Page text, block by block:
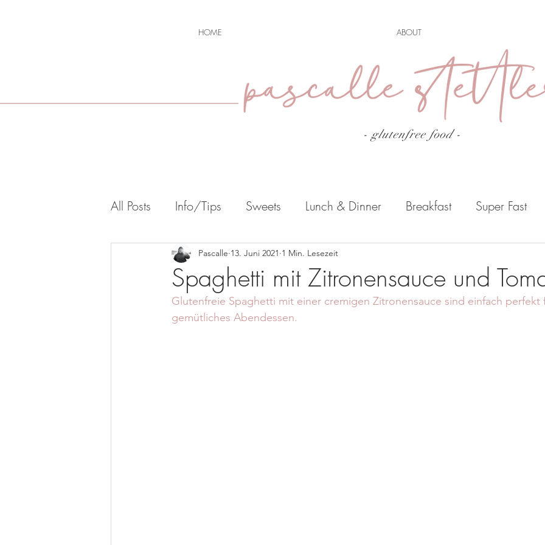
HOME ABOUT
- glutenfree food-
All Posts Info/Tips Sweets Lunch & Dinner Breakfast Super Fast
Restaurants/Take Away Drinks
Spaghetti mit Zitronensauce und
Pascalle 13. Juni 2021 1 Min. Lesezeit
Glutenfreie Spaghetti mit einer cremigen Zitronensauce sind einfach perfekt
gemütliches Abendessen.